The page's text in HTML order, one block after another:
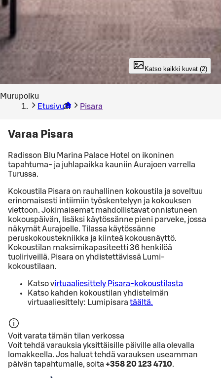
Katso kaikki kuvat (2)
Murupolku
Etusivu
Pisara
Varaa Pisara
Radisson Blu Marina Palace Hotel on ikoninen
tapahtuma- ja juhlapaikka kauniin Aurajoen varrella
Turussa.
Kokoustila Pisara on rauhallinen kokoustila ja soveltuu
erinomaisesti intiimiin työskentelyyn ja kokouksen
viettoon. Jokimaisemat mahdollistavat onnistuneen
kokouspäivän, lisäksi käytössänne pieni parveke, jossa
näkymät Aurajoelle. Tilassa käytössänne
peruskokoustekniikka ja kiinteä kokousnäyttö.
Kokoustilan maksimikapasiteetti 36 henkilöä
tuoliriveillä. Pisara on yhdistettävissä Lumi-
kokoustilaan.
Katso virtuaaliesittely Pisara-kokoustilasta
Katso kahden kokoustilan yhdistelmän
virtuaaliesittely: Lumipisara täältä.
Voit varata tämän tilan verkossa
Voit tehdä varauksia yksittäisille päiville alla olevalla
lomakkeella. Jos haluat tehdä varauksen useamman
päivän tapahtumalle, soita +358 20 123 4710.